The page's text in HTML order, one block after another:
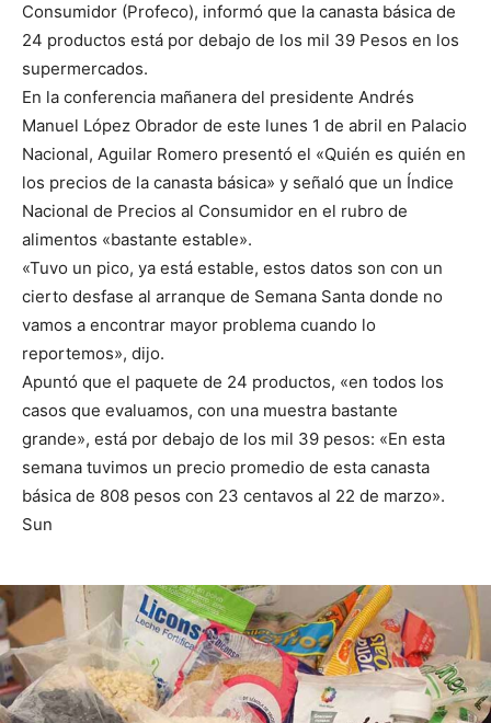
Consumidor (Profeco), informó que la canasta básica de
24 productos está por debajo de los mil 39 Pesos en los
supermercados.
En la conferencia mañanera del presidente Andrés
Manuel López Obrador de este lunes 1 de abril en Palacio
Nacional, Aguilar Romero presentó el «Quién es quién en
los precios de la canasta básica» y señaló que un Índice
Nacional de Precios al Consumidor en el rubro de
alimentos «bastante estable».
«Tuvo un pico, ya está estable, estos datos son con un
cierto desfase al arranque de Semana Santa donde no
vamos a encontrar mayor problema cuando lo
reportemos», dijo.
Apuntó que el paquete de 24 productos, «en todos los
casos que evaluamos, con una muestra bastante
grande», está por debajo de los mil 39 pesos: «En esta
semana tuvimos un precio promedio de esta canasta
básica de 808 pesos con 23 centavos al 22 de marzo».
Sun